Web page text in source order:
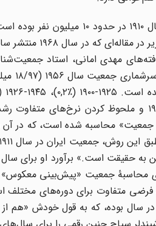
نحوۀ تلاش مورخان انگلیسی برای «ثابت کردن» این نکته که
انگلیسی‌ها حاضرند برای تحریف آمار
او برگرفته از یافته‌های مهدی امانی، استاد
است که به
(۲,۵٪). امانی با استفاده از روش «پیش‌بینی معکوس» و آمار مربوط به سال ۱۹۵۶ و
با روش «میزان ثابت جمعیت» محاسبه شده است،
می‌یابد. روش او برای محاسبۀ جمعیت
میلیون نفر) و نرخ‌های رشد فرضی متفاوت برای
فرض می‌گیرد که نرخ رشد جمعیت در سال‌های ۱۹۰۰ تا ۱۹۱۹ در حدود ۰,۷۵٪ در سال